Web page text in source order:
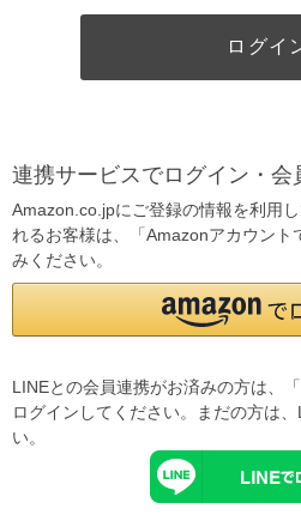
ログイ
連携サービスでログイン・会
Amazon.co.jpにご登録の情報を利用
れるお客様は、「Amazonアカウント
みください。
LINEとの会員連携がお済みの方は、
ログインしてください。まだの方は、
い。